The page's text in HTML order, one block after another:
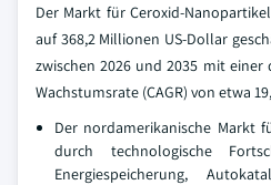
Der Markt für Ceroxid-
auf 368,2 Millionen US-Dollar
zwischen 2026 und 2035 mit
Wachstumsrate (CAGR) von etwa
Der nordamerikanische Markt
durch technologische
Energiespeicherung,